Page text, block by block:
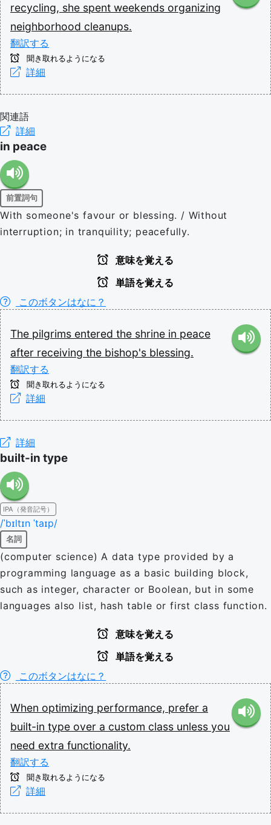
recycling, she spent weekends organizing
neighborhood cleanups.
翻訳する
聞き取れるようになる
詳細
関連語
詳細
in peace
前置詞句
With someone's favour or blessing. / Without
interruption; in tranquility; peacefully.
意味を覚える
単語を覚える
このボタンはなに？
The pilgrims entered the shrine in peace
after receiving the bishop's blessing.
翻訳する
聞き取れるようになる
詳細
詳細
built-in type
IPA（発音記号）
/ˈbɪltɪn ˈtaɪp/
名詞
(computer science) A data type provided by a
programming language as a basic building block,
such as integer, character or Boolean, but in some
languages also list, hash table or first class function.
意味を覚える
単語を覚える
このボタンはなに？
When optimizing performance, prefer a
built-in type over a custom class unless you
need extra functionality.
翻訳する
聞き取れるようになる
詳細